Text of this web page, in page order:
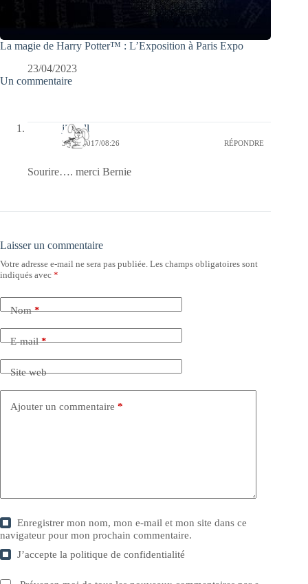
La magie de Harry Potter™ : L’Exposition à Paris Expo
23/04/2023
Un commentaire
jill bill
30/08/2017/08:26 RÉPONDRE
Sourire…. merci Bernie
Laisser un commentaire
Votre adresse e-mail ne sera pas publiée. Les champs obligatoires sont
indiqués avec *
Nom*
E-mail*
Site web
Ajouter un commentaire *
Enregistrer mon nom, mon e-mail et mon site dans ce
navigateur pour mon prochain commentaire.
J’accepte lapolitique de confidentialité